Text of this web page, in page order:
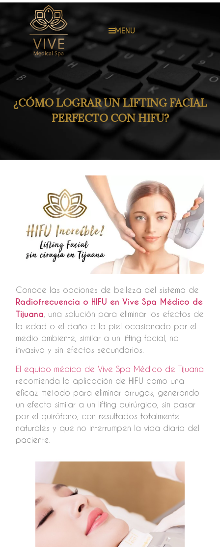
MENU
¿CÓMO LOGRAR UN LIFTING FACIAL
PERFECTO CON HIFU?
Conoce las opciones de belleza del sistema de
Radiofrecuencia o HIFU en Vive Spa Médico de
Tijuana , una solución para eliminar los efectos de
la edad o el daño a la piel ocasionado por el
medio ambiente, similar a un lifting facial, no
invasivo y sin efectos secundarios.
El equipo médico de Vive Spa Médico de Tijuana
recomienda la aplicación de HIFU como una
eficaz método para eliminar arrugas, generando
un efecto similar a un lifting quirúrgico, sin pasar
por el quirófano, con resultados totalmente
naturales y que no interrumpen la vida diaria del
paciente.